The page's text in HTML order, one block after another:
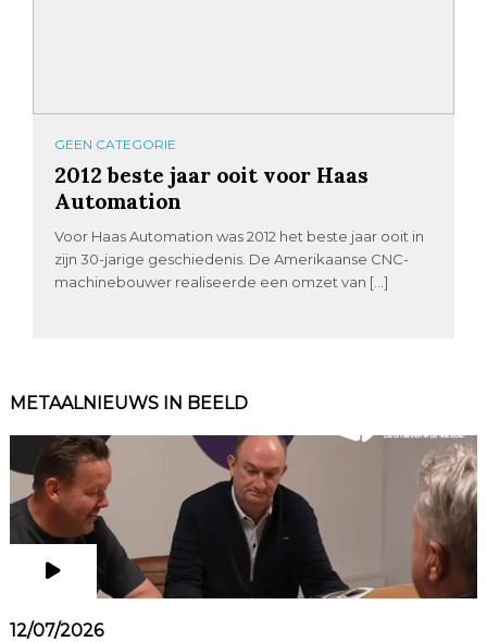
GEEN CATEGORIE
2012 beste jaar ooit voor Haas
Automation
Voor Haas Automation was 2012 het beste jaar ooit in
zijn 30-jarige geschiedenis. De Amerikaanse CNC-
machinebouwer realiseerde een omzet van […]
METAALNIEUWS IN BEELD
12/07/2026